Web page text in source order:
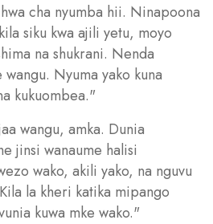
cha nyumba hii. Ninapoona
siku kwa ajili yetu, moyo
na shukrani. Nenda
Nyuma yako kuna
kukuombea."
wangu, amka. Dunia
jinsi wanaume halisi
wako, akili yako, na nguvu
la kheri katika mipango
kuwa mke wako."